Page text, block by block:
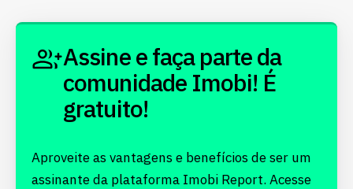
Assine e faça parte da
comunidade Imobi! É
gratuito!
Aproveite as vantagens e benefícios de ser um
assinante da plataforma Imobi Report. Acesse